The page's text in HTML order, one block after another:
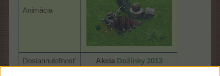
Animácia
Dosiahnuteľnosť Akcia Dožínky 2013